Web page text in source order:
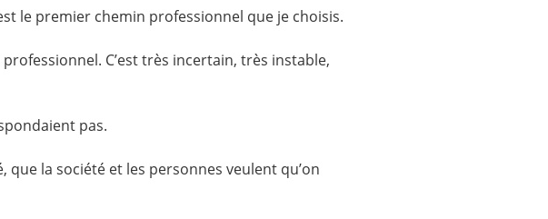
le premier chemin professionnel que je choisis.
C’est très incertain, très instable,
pas.
que la société et les personnes veulent qu’on